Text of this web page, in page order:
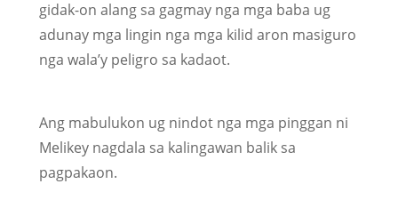
gidak-on alang sa gagmay nga mga baba ug
adunay mga lingin nga mga kilid aron masiguro
nga wala’y peligro sa kadaot.
Ang mabulukon ug nindot nga mga pinggan ni
Melikey nagdala sa kalingawan balik sa
pagpakaon.